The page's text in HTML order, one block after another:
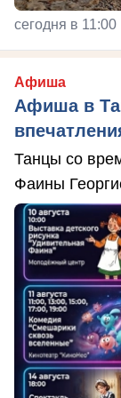
сегодня в 11:00
Афиша
Афиша в
Танцы со
Фаины